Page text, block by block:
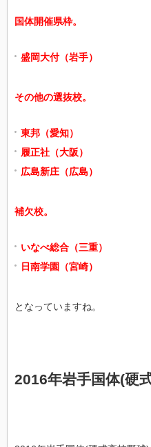
国体開催県枠。
盛岡大付（岩手）
その他の選抜校。
東邦（愛知）
履正社（大阪）
広島新庄（広島）
補欠校。
いなべ総合（三重）
日南学園（宮崎）
となっていますね。
2016年岩手国体(硬